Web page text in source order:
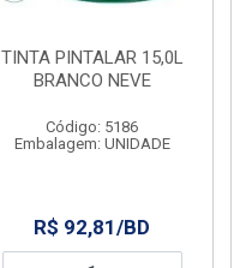
TINTA PINTALAR 15,0L
BRANCO NEVE
Código: 5186
Embalagem: UNIDADE
R$ 92,81/BD